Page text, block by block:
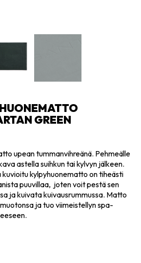
GREEN
upean tummanvihreänä. Pehmeälle
astella suihkun tai kylvyn jälkeen.
kylpyhuonematto on tiheästi
puuvillaa, joten voit pestä sen
ja kuivata kuivausrummussa. Matto
ja tuo viimeistellyn spa-